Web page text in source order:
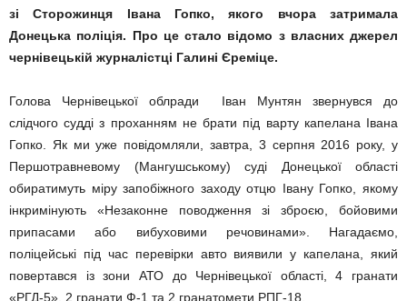
зі Сторожинця Івана Гопко, якого вчора затримала
Донецька поліція. Про це стало відомо з власних джерел
чернівецькій журналістці Галині Єреміце.
Голова Чернівецької облради Іван Мунтян звернувся до
слідчого судді з проханням не брати під варту капелана Івана
Гопко. Як ми уже повідомляли, завтра, 3 серпня 2016 року, у
Першотравневому (Мангушському) суді Донецької області
обиратимуть міру запобіжного заходу отцю Івану Гопко, якому
інкримінують «Незаконне поводження зі зброєю, бойовими
припасами або вибуховими речовинами». Нагадаємо,
поліцейські під час перевірки авто виявили у капелана, який
повертався із зони АТО до Чернівецької області, 4 гранати
«РГД-5», 2 гранати Ф-1 та 2 гранатомети РПГ-18.